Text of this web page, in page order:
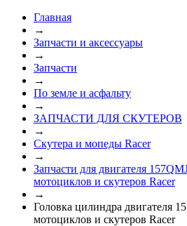
Главная
→
Запчасти и аксессуары
→
Запчасти
→
По земле и асфальту
→
ЗАПЧАСТИ ДЛЯ СКУТЕРОВ
→
Скутера и мопеды Racer
→
Запчасти для двигателя
мотоциклов и скутеров Racer
→
Головка цилиндра двигателя
мотоциклов и скутеров Racer